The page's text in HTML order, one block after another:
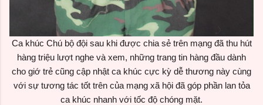
Ca khúc Chú bộ đội sau khi được chia sẻ trên mạng đã thu hút
hàng triệu lượt nghe và xem, những trang tin hàng đầu dành
cho giớ trẻ cũng cập nhật ca khúc cực kỳ dễ thương này cùng
với sự tương tác tốt trên của mạng xã hội đã góp phần lan tỏa
ca khúc nhanh với tốc độ chóng mặt.